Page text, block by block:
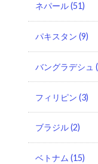
ネパール(51)
パキスタン (9)
バングラデシュ
フィリピン (3)
ブラジル(2)
ベトナム (15)